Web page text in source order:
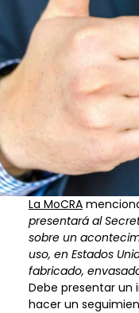
La MoCRA
presentará al
sobre un
uso, en Estados
fabricado,
Debe presentar un
hacer un